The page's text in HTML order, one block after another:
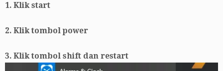
1. Klik start
2. Klik tombol power
3. Klik tombol shift dan restart